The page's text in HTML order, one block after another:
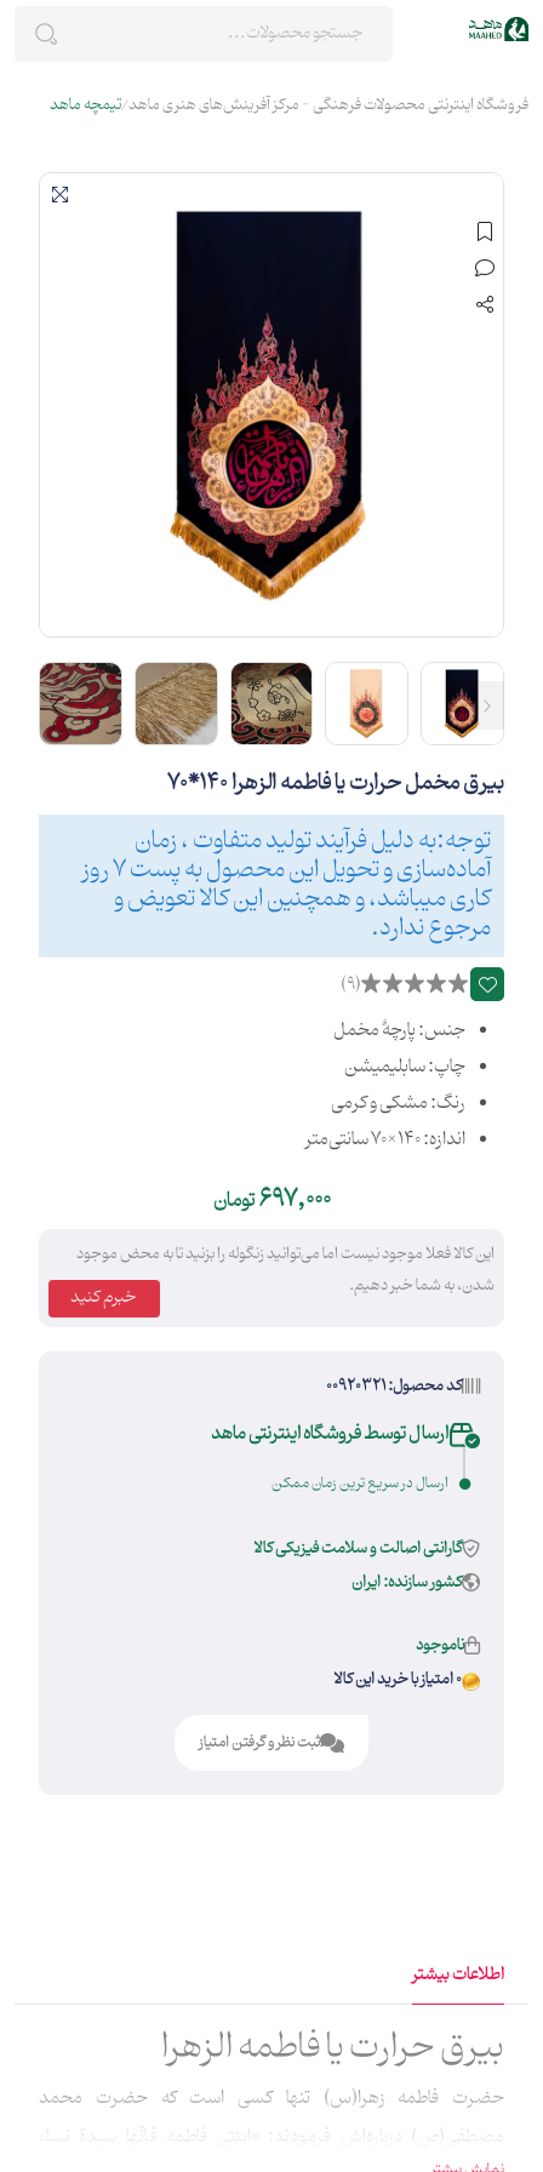
فروشگاه اینترنتی محصولات فرهنگی - مرکز آفرینش‌های هنری ماهد تیمچه ماهد
بیرق مخمل حرارت یا فاطمه الزهرا 140*70
توجه:به دلیل فرآیند تولید متفاوت ، زمان
آماده‌سازی و تحویل این محصول به پست 7 روز
کاری میباشد، و همچنین این کالا تعویض و
مرجوع ندارد.
(9)
جنس: پارچۀ مخمل
چاپ: سابلیمیشن
رنگ: مشکی و کرمی
اندازه: 140×70 سانتی‌متر
697,000تومان
این کالا فعلا موجود نیست اما می‌توانید زنگوله را بزنید تا به محض موجود
شدن، به شما خبر دهیم.
کد محصول: 00920321
ارسال توسط فروشگاه اینترنتی ماهد
ارسال در سریع ترین زمان ممکن
گارانتی اصالت و سلامت فیزیکی کالا
کشور سازنده: ایران
ناموجود
0 امتیاز با خرید این کالا
ثبت نظر و گرفتن امتیاز
اطلاعات بیشتر
بیرق حرارت یا فاطمه الزهرا
حضرت فاطمه زهرا(س) تنها کسی است که حضرت محمد
مصطفی(ص) درباره‌اش فرمودند: «ابنتی فاطمه فإنّها سیدة نساء